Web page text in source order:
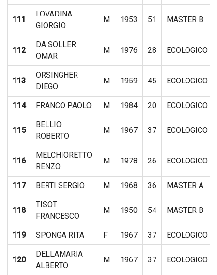
111
LOVADINA
GIORGIO
M 1953 51 MASTER B
112
DA SOLLER
OMAR
M 1976 28 ECOLOGICO
113
ORSINGHER
DIEGO
M 1959 45 ECOLOGICO
114 FRANCO PAOLO M 1984 20 ECOLOGICO
115
BELLIO
ROBERTO
M 1967 37 ECOLOGICO
116
MELCHIORETTO
RENZO
M 1978 26 ECOLOGICO
117 BERTI SERGIO M 1968 36 MASTER A
118
TISOT
FRANCESCO
M 1950 54 MASTER B
119 SPONGA RITA F 1967 37 ECOLOGICO
120
DELLAMARIA
ALBERTO
M 1967 37 ECOLOGICO